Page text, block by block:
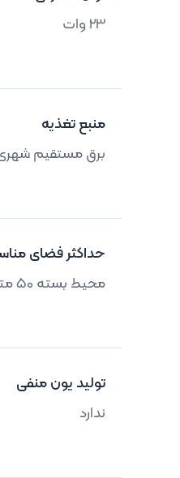
23 وات
منبع تغذیه
برق مستقیم
حداکثر فضای
محیط بسته 50 متر
تولید یون منفی
ندارد